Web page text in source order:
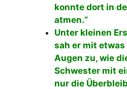
konnte dort in
atmen.“
Unter kleinen
sah er mit
Augen zu, wie
Schwester mit
nur die